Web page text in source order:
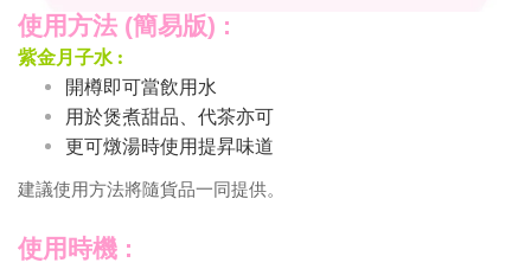
使用方法 (簡易版) :
紫金月子水 :
開樽即可當飲用水
用於煲煮甜品、代茶亦可
更可燉湯時使用提昇味道
建議使用方法將隨貨品一同提供。
使用時機 :